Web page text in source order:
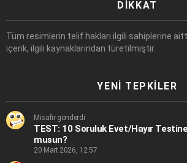
DIKKAT
Tüm resimlerin telif hakları ilgili sahiplerine
içerik, ilgili kaynaklarından türetilmiştir.
YENI TEPKILER
Misafir gönderdi
TEST: 10 Soruluk Evet/Hayır
musun?
20 Mart 2026, 12:57